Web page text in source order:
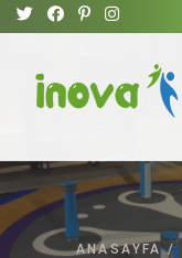
ANASAYFA/